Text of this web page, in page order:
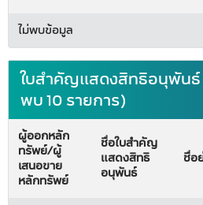
ไม่พบข้อมูล
ใบสำคัญแสดงสิทธิอนุพันธ์
พบ 10 รายการ)
ผู้ออกหลัก
ทรัพย์/ผู้
เสนอขาย
หลักทรัพย์
ชื่อใบสำคัญ
แสดงสิทธิ
อนุพันธ์
ชื่อ